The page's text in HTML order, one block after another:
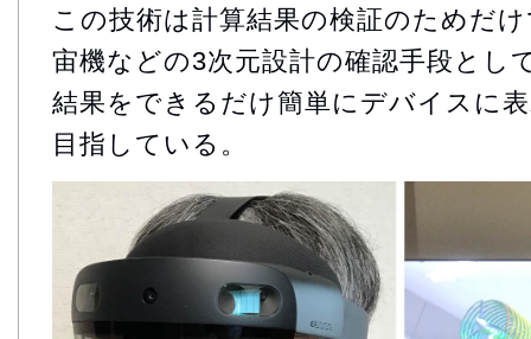
この技術は計算結果の検証のためだ
宙機などの3次元設計の確認手段とし
結果をできるだけ簡単にデバイスに
目指している。